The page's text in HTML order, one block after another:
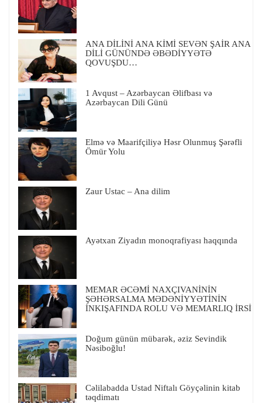
ANA DİLİNİ ANA KİMİ SEVƏN ŞAİR ANA
DİLİ GÜNÜNDƏ ƏBƏDİYYƏTƏ
QOVUŞDU…
1 Avqust – Azərbaycan Əlifbası və
Azərbaycan Dili Günü
Elmə və Maarifçiliyə Həsr Olunmuş Şərəfli
Ömür Yolu
Zaur Ustac – Ana dilim
Ayətxan Ziyadın monoqrafiyası haqqında
MEMAR ƏCƏMİ NAXÇIVANİNİN
ŞƏHƏRSALMA MƏDƏNİYYƏTİNİN
İNKIŞAFINDA ROLU VƏ MEMARLIQ İRSİ
Doğum günün mübarək, əziz Sevindik
Nəsiboğlu!
Cəlilabadda Ustad Niftalı Göyçəlinin kitab
təqdimatı